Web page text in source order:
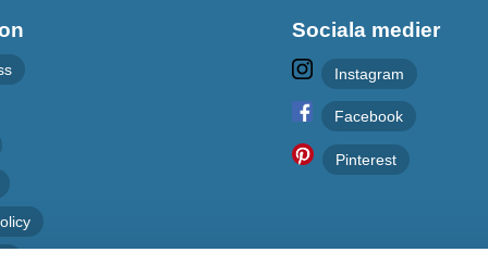
Sociala medier
Instagram
Facebook
Pinterest